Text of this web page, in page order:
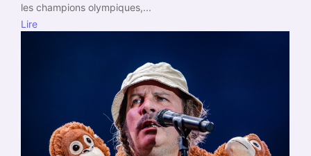
les champions olympiques,...
Lire